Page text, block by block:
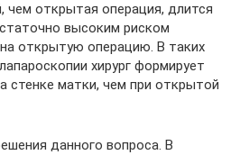
чем открытая операция, длится
высоким риском
открытую операцию. В таких
хирург формирует
стенке матки, чем при открытой
данного вопроса. В